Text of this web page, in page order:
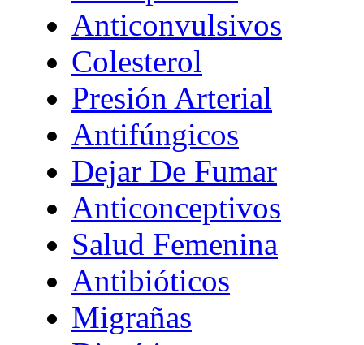
Anticonvulsivos
Colesterol
Presión Arterial
Antifúngicos
Dejar De Fumar
Anticonceptivos
Salud Femenina
Antibióticos
Migrañas